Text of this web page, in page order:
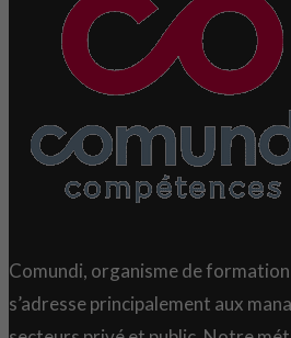
Comundi, organisme de
s’adresse principalement aux